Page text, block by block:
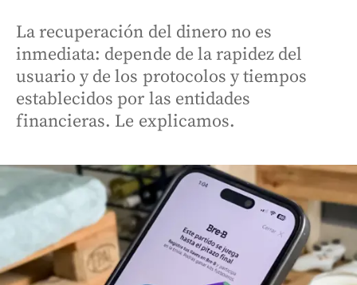
La recuperación del dinero no es
inmediata: depende de la rapidez del
usuario y de los protocolos y tiempos
establecidos por las entidades
financieras. Le explicamos.